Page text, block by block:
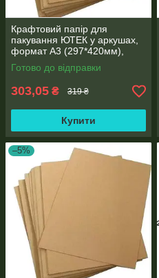
Крафтовий папір для
пакування ЮТЕК у аркушах,
формат А3 (297*420мм),
щільність 90 г/м2, пакування
250 аркушів
Готово до відправки
303,05 ₴ 319 ₴
Купити
–5%